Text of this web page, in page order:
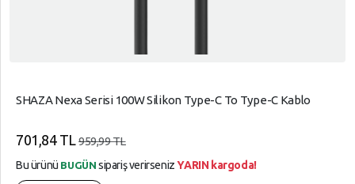
SHAZA Nexa Serisi 100W Silikon Type-C To Type-C Kablo
701,84 TL 959,99 TL
Bu ürünü BUGÜN sipariş verirsenizYARIN kargoda!